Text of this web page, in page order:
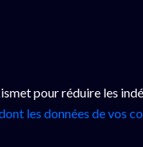
pour réduire les
les données de vos